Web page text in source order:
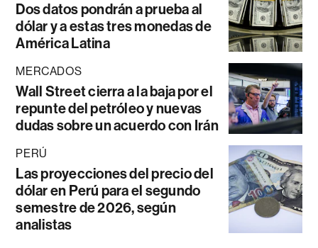
Dos datos pondrán a prueba al
dólar y a estas tres monedas de
América Latina
MERCADOS
Wall Street cierra a la baja por el
repunte del petróleo y nuevas
dudas sobre un acuerdo con Irán
PERÚ
Las proyecciones del precio del
dólar en Perú para el segundo
semestre de 2026, según
analistas